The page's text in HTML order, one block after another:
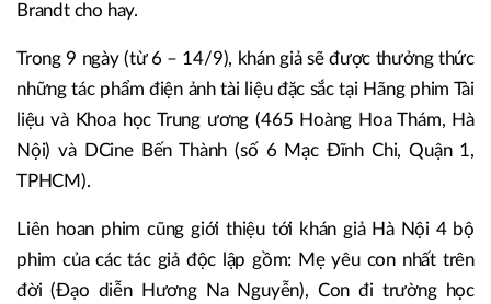
Brandt cho hay.
Trong 9 ngày (từ 6 – 14/9), khán giả sẽ được thưởng thức
những tác phẩm điện ảnh tài liệu đặc sắc tại Hãng phim Tài
liệu và Khoa học Trung ương (465 Hoàng Hoa Thám, Hà
Nội) và DCine Bến Thành (số 6 Mạc Đĩnh Chi, Quận 1,
TPHCM).
Liên hoan phim cũng giới thiệu tới khán giả Hà Nội 4 bộ
phim của các tác giả độc lập gồm: Mẹ yêu con nhất trên
đời (Đạo diễn Hương Na Nguyễn), Con đi trường học